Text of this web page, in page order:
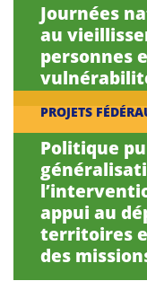
Journées
au
personnes
PROJETS
Politique
appui au
territoires
des